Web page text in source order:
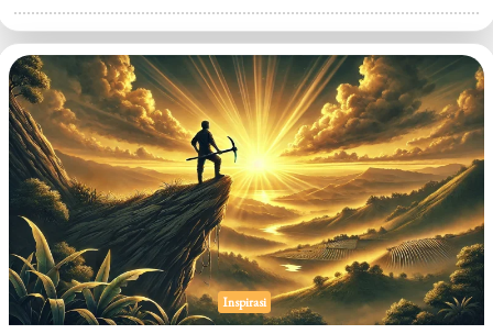
Meningkatkan
Kesehatan
Masyarakat
Inspirasi